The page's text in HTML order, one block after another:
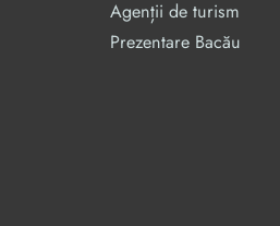
Agenții de turism
Prezentare Bacău